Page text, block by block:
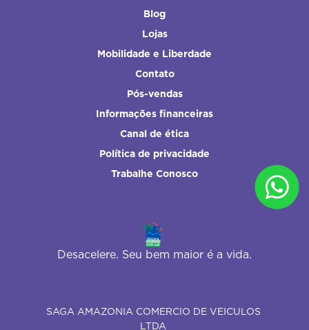
Blog
Lojas
Mobilidade e Liberdade
Contato
Pós-vendas
Informações financeiras
Canal de ética
Política de privacidade
Trabalhe Conosco
Desacelere. Seu bem maior é a vida.
SAGA AMAZONIA COMERCIO DE VEICULOS
LTDA